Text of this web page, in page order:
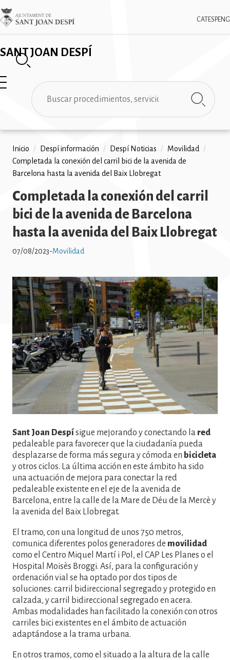
Pasar
al
contenido
SANT JOAN DESPÍ
CAT ESPENG
Imatge
✕
Buscar
Ruta
de
Inicio / Despí información / Despí Noticias / Movilidad
/
Completada la conexión del carril bici de la avenida de
Barcelona hasta la avenida del Baix Llobregat
Completada la conexión del carril
bici de la avenida de Barcelona
hasta la avenida del Baix Llobregat
07/08/2023-Movilidad
Imatge
Sant Joan Despísigue mejorando y conectando la red
pedaleable para favorecer que la ciudadanía pueda
desplazarse de forma más segura y cómoda en bicicleta
y otros ciclos. La última acción en este ámbito ha sido
una actuación de mejora para conectar la red
pedaleable existente en el eje de la avenida de
Barcelona, entre la calle de la Mare de Déu de la Mercè y
la avenida del Baix Llobregat.
El tramo, con una longitud de unos 750 metros,
comunica diferentes polos generadores de movilidad
como el Centro Miquel Martí i Pol, el CAP Les Planes o el
Hospital Moisès Broggi. Así, para la configuración y
ordenación vial se ha optado por dos tipos de
soluciones: carril bidireccional segregado y protegido en
calzada, y carril bidireccional segregado en acera.
Ambas modalidades han facilitado la conexión con otros
carriles bici existentes en el ámbito de actuación
adaptándose a la trama urbana.
En otros tramos, como el situado a la altura de la calle